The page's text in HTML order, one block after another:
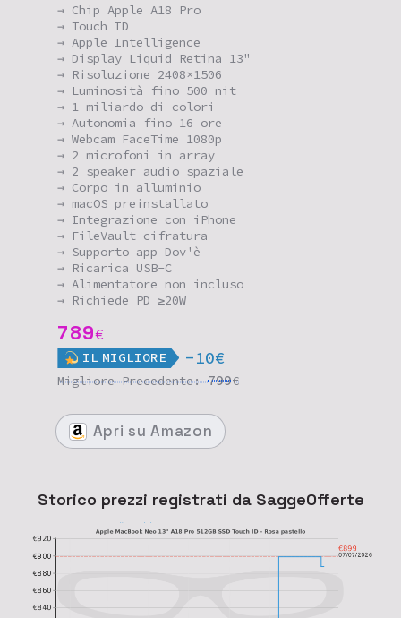
→ Chip Apple A18 Pro
→ Touch ID
→ Apple Intelligence
→ Display Liquid Retina 13"
→ Risoluzione 2408×1506
→ Luminosità fino 500 nit
→ 1 miliardo di colori
→ Autonomia fino 16 ore
→ Webcam FaceTime 1080p
→ 2 microfoni in array
→ 2 speaker audio spaziale
→ Corpo in alluminio
→ macOS preinstallato
→ Integrazione con iPhone
→ FileVault cifratura
→ Supporto app Dov'è
→ Ricarica USB-C
→ Alimentatore non incluso
→ Richiede PD ≥20W
789€
IL MIGLIORE -10€
MigliorePrecedente:799€
Apri su Amazon
Storico prezzi registrati da SaggeOfferte